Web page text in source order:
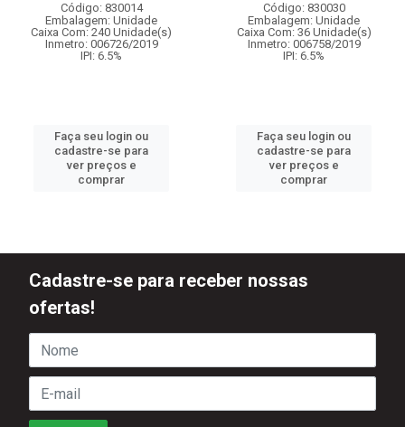
Código: 830014
Embalagem: Unidade
Caixa Com: 240 Unidade(s)
Inmetro: 006726/2019
IPI: 6.5%
Faça seu login ou
cadastre-se para
ver preços e
comprar
Código: 830030
Embalagem: Unidade
Caixa Com: 36 Unidade(s)
Inmetro: 006758/2019
IPI: 6.5%
Faça seu login ou
cadastre-se para
ver preços e
comprar
Cadastre-se para receber nossas
ofertas!